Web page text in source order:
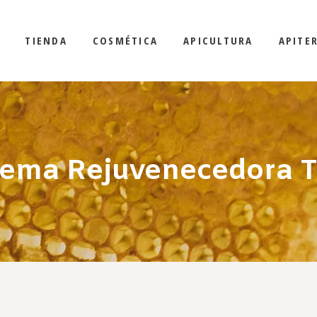
TIENDA COSMÉTICA APICULTURA
Rejuvenecedora